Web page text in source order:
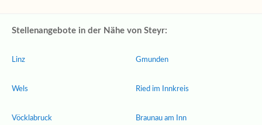
Stellenangebote in der Nähe von Steyr:
Linz
Wels
Vöcklabruck
Gmunden
Ried im Innkreis
Braunau am Inn